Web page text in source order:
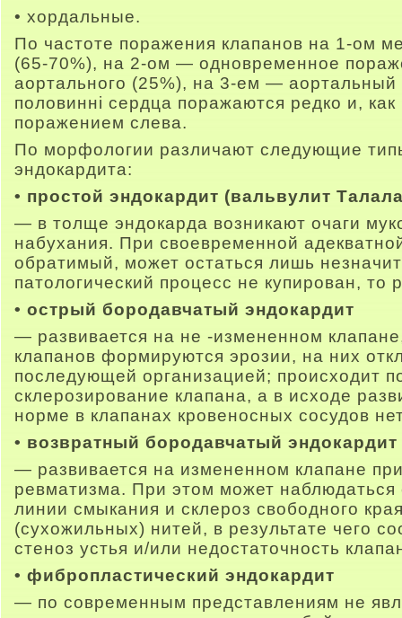
• хордальные.
По частоте поражения клапанов на 1-ом
(65-70%), на 2-ом — одновременное
аортального (25%), на 3-ем — аортальный
половинні сердца поражаются редко и,
поражением слева.
По морфологии различают следующие
эндокардита:
• простой эндокардит (вальвулит
— в толще эндокарда возникают очаги
набухания. При своевременной
обратимый, может остаться лишь
патологический процесс не купирован, то
• острый бородавчатый эндокардит
— развивается на не -измененном
клапанов формируются эрозии, на них
последующей организацией; происходит
склерозирование клапана, а в исходе
норме в клапанах кровеносных сосудов
• возвратный бородавчатый эндокардит
— развивается на измененном клапане
ревматизма. При этом может
линии смыкания и склероз свободного
(сухожильных) нитей, в результате чего
стеноз устья и/или недостаточность
• фибропластический эндокардит
— по современным представлениям не